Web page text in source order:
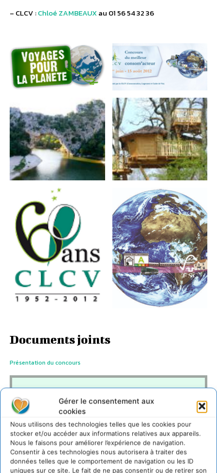
Gérer le consentement aux
cookies
Nous utilisons des technologies telles que les cookies pour
stocker et/ou accéder aux informations relatives aux appareils.
Nous le faisons pour améliorer l’expérience de navigation.
Consentir à ces technologies nous autorisera à traiter des
données telles que le comportement de navigation ou les ID
uniques sur ce site. Le fait de ne pas consentir ou de retirer son
– CLCV :Chloé ZAMBEAUXau 01 56 54 32 36
Documents joints
Présentation du concours
http://www.concours.clcv.org
LAISSER UN COMMENTAIRE
CONNECTER POUR LAISSER UN COMMENTAIRE